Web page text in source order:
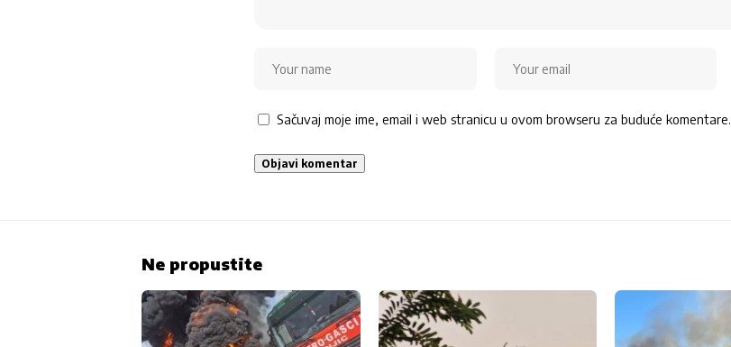
Sačuvaj moje ime, email i web stranicu u ovom browseru za buduće komentare.
Ne propustite